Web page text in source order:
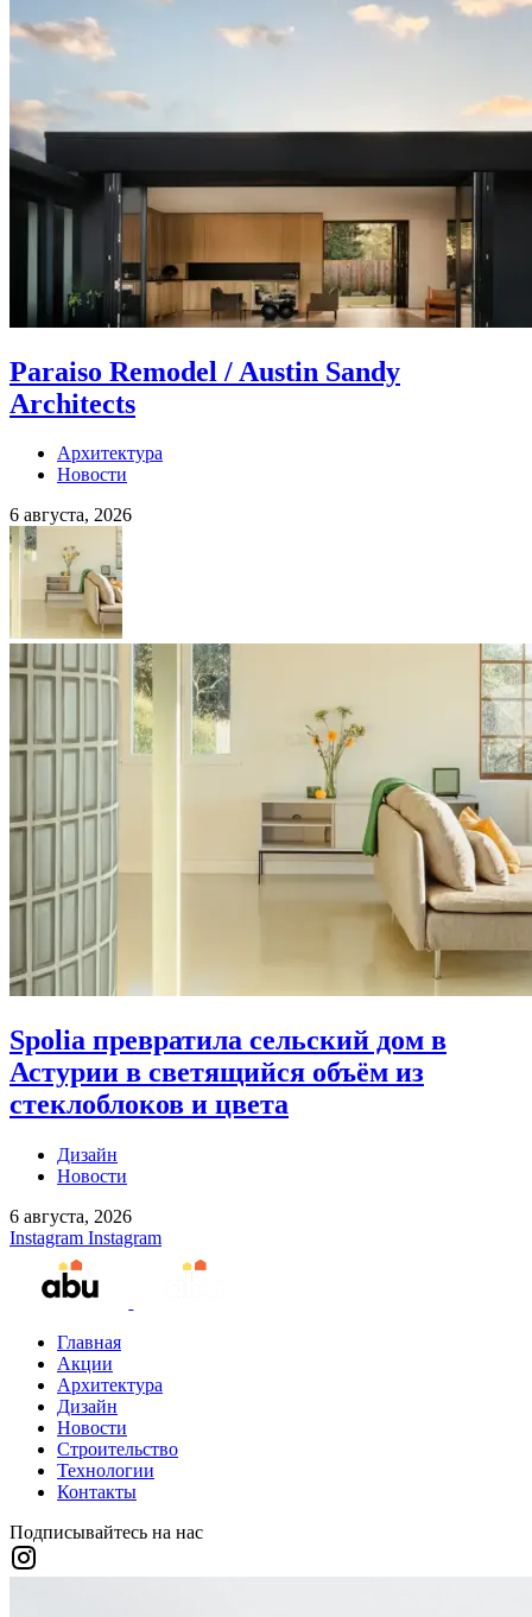
Paraiso Remodel / Austin Sandy
Architects
Архитектура
Новости
6 августа, 2026
Spolia превратила сельский дом в
Астурии в светящийся объём из
стеклоблоков и цвета
Дизайн
Новости
6 августа, 2026
Instagram Instagram
Главная
Акции
Архитектура
Дизайн
Новости
Строительство
Технологии
Контакты
Подписывайтесь на нас